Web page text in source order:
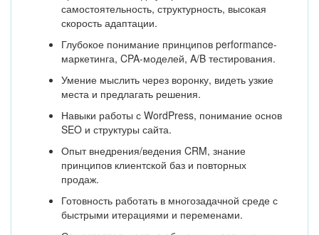
самостоятельность, структурность, высокая
скорость адаптации.
Глубокое понимание принципов performance-
маркетинга, CPA-моделей, A/B тестирования.
Умение мыслить через воронку, видеть узкие
места и предлагать решения.
Навыки работы с WordPress, понимание основ
SEO и структуры сайта.
Опыт внедрения/ведения CRM, знание
принципов клиентской баз и повторных
продаж.
Готовность работать в многозадачной среде с
быстрыми итерациями и переменами.